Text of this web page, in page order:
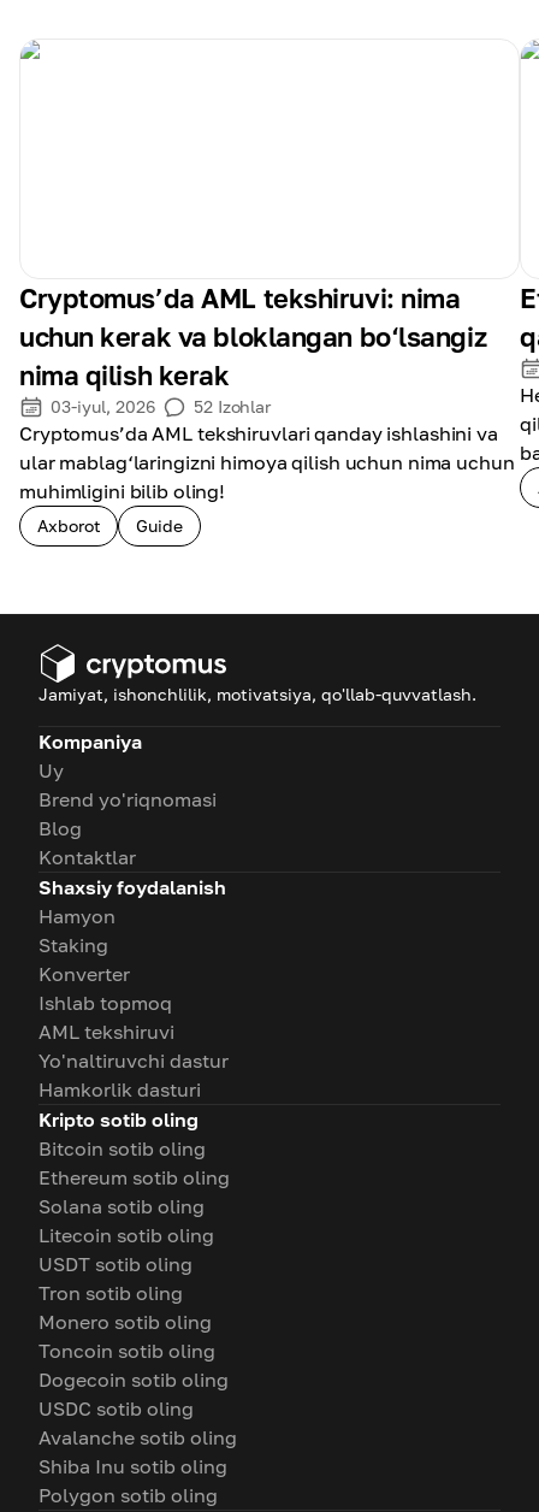
Cryptomus’da AML tekshiruvi: nima
uchun kerak va bloklangan bo‘lsangiz
nima qilish kerak
03-iyul, 2026 52 Izohlar
Cryptomus’da AML tekshiruvlari qanday ishlashini va
ular mablag‘laringizni himoya qilish uchun nima uchun
muhimligini bilib oling!
Axborot Guide
Jamiyat, ishonchlilik, motivatsiya, qo'llab-quvvatlash.
Kompaniya
Uy
Brend yo'riqnomasi
Blog
Kontaktlar
Shaxsiy foydalanish
Hamyon
Staking
Konverter
Ishlab topmoq
AML tekshiruvi
Yo'naltiruvchi dastur
Hamkorlik dasturi
Kripto sotib oling
Bitcoin sotib oling
Ethereum sotib oling
Solana sotib oling
Litecoin sotib oling
USDT sotib oling
Tron sotib oling
Monero sotib oling
Toncoin sotib oling
Dogecoin sotib oling
USDC sotib oling
Avalanche sotib oling
Shiba Inu sotib oling
Polygon sotib oling